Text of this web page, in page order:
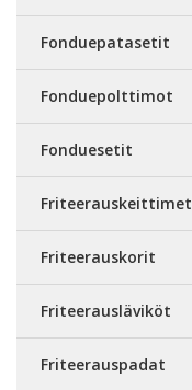
Fonduepatasetit
Fonduepolttimot
Fonduesetit
Friteerauskeittimet
Friteerauskorit
Friteerausläviköt
Friteerauspadat